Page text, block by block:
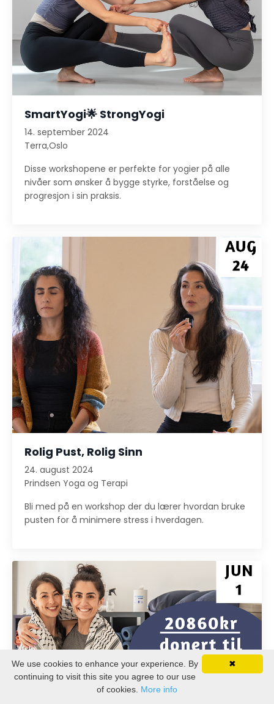
SmartYogi🌟 StrongYogi
14. september 2024
Terra,Oslo
Disse workshopene er perfekte for yogier på alle
nivåer som ønsker å bygge styrke, forståelse og
progresjon i sin praksis.
Rolig Pust, Rolig Sinn
24. august 2024
Prindsen Yoga og Terapi
Bli med på en workshop der du lærer hvordan bruke
pusten for å minimere stress i hverdagen.
✖
We use cookies to enhance your experience. By
continuing to visit this site you agree to our use
of cookies. More info